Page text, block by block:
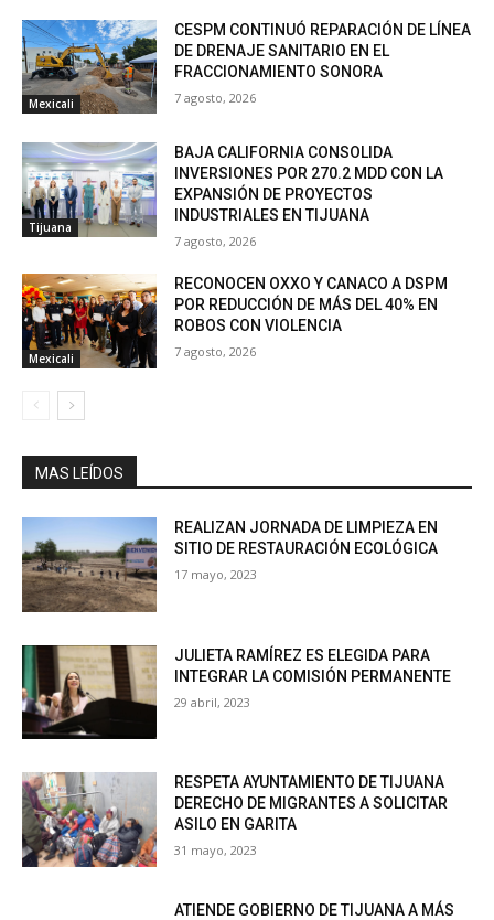
Mexicali
CESPM CONTINUÓ REPARACIÓN DE LÍNEA
DE DRENAJE SANITARIO EN EL
FRACCIONAMIENTO SONORA
7 agosto, 2026
Tijuana
BAJA CALIFORNIA CONSOLIDA
INVERSIONES POR 270.2 MDD CON LA
EXPANSIÓN DE PROYECTOS
INDUSTRIALES EN TIJUANA
7 agosto, 2026
Mexicali
RECONOCEN OXXO Y CANACO A DSPM
POR REDUCCIÓN DE MÁS DEL 40% EN
ROBOS CON VIOLENCIA
7 agosto, 2026
MAS LEÍDOS
REALIZAN JORNADA DE LIMPIEZA EN
SITIO DE RESTAURACIÓN ECOLÓGICA
17 mayo, 2023
JULIETA RAMÍREZ ES ELEGIDA PARA
INTEGRAR LA COMISIÓN PERMANENTE
29 abril, 2023
RESPETA AYUNTAMIENTO DE TIJUANA
DERECHO DE MIGRANTES A SOLICITAR
ASILO EN GARITA
31 mayo, 2023
ATIENDE GOBIERNO DE TIJUANA A MÁS